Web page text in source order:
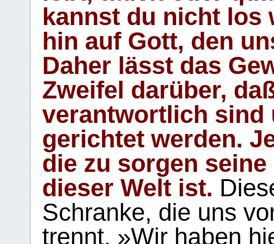
kannst du nicht los
hin auf Gott, den
Daher lässt das
Zweifel darüber,
verantwortlich sind
gerichtet werden.
die zu sorgen
dieser Welt ist.
Schranke, die uns
trennt. »Wir haben